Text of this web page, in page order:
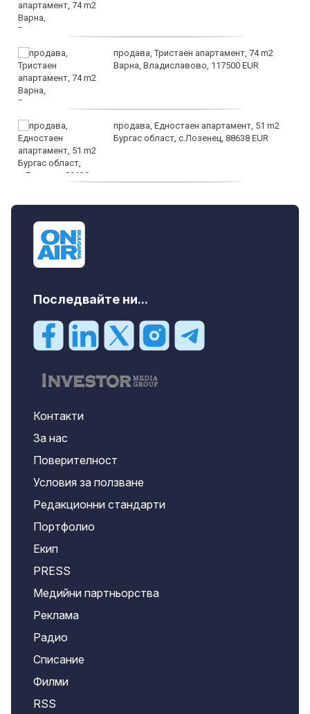
Кинжалът на Тутанкамон е изкован от
метеорит
Сондата „Луси“ на НАСА успешно тества
камерите си преди срещата с троянските
Последвайте ни...
Контакти
За нас
Поверителност
Условия за ползване
Редакционни стандарти
Портфолио
Екип
PRESS
Медийни партньорства
Реклама
Радио
Списание
Филми
RSS